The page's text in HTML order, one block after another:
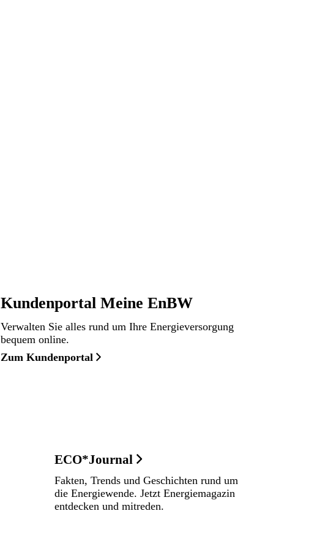
Kundenportal Meine EnBW
Verwalten Sie alles rund um Ihre Energieversorgung
bequem online.
Zum Kundenportal
ECO*Journal
Fakten, Trends und Geschichten rund um
die Energiewende. Jetzt Energiemagazin
entdecken und mitreden.